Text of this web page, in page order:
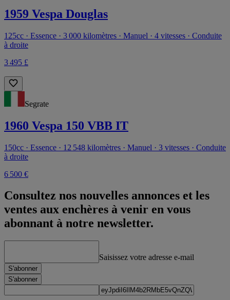
1959 Vespa Douglas
125cc · Essence · 3 000 kilomètres · Manuel · 4 vitesses · Conduite
à droite
3 495 £
Segrate
1960 Vespa 150 VBB IT
150cc · Essence · 12 548 kilomètres · Manuel · 3 vitesses · Conduite
à droite
6 500 €
Consultez nos nouvelles annonces et les
ventes aux enchères à venir en vous
abonnant à notre newsletter.
Saisissez votre adresse e-mail
S'abonner
S'abonner